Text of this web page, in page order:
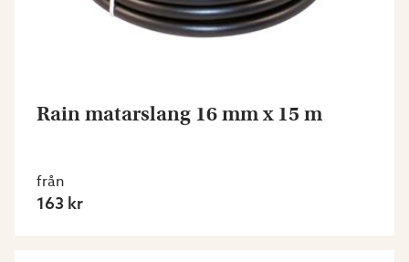
Rain matarslang 16 mm x 15 m
från
163 kr